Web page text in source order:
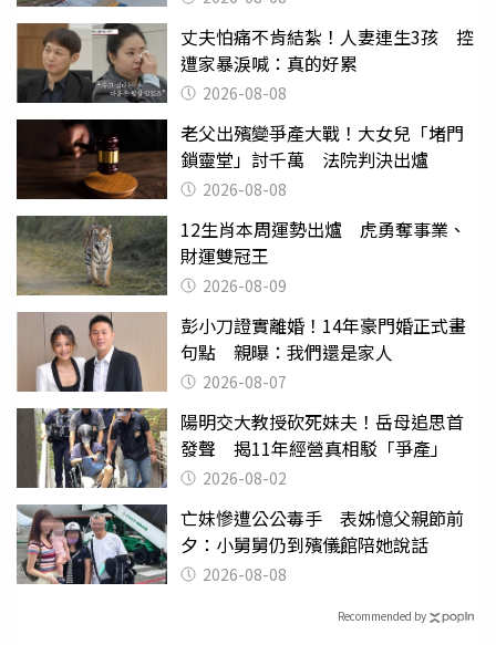
丈夫怕痛不肯結紮！人妻連生3孩 控
遭家暴淚喊：真的好累
2026-08-08
老父出殯變爭產大戰！大女兒「堵門
鎖靈堂」討千萬 法院判決出爐
2026-08-08
12生肖本周運勢出爐 虎勇奪事業、
財運雙冠王
2026-08-09
彭小刀證實離婚！14年豪門婚正式畫
句點 親曝：我們還是家人
2026-08-07
陽明交大教授砍死妹夫！岳母追思首
發聲 揭11年經營真相駁「爭產」
2026-08-02
亡妹慘遭公公毒手 表姊憶父親節前
夕：小舅舅仍到殯儀館陪她說話
2026-08-08
Recommended by